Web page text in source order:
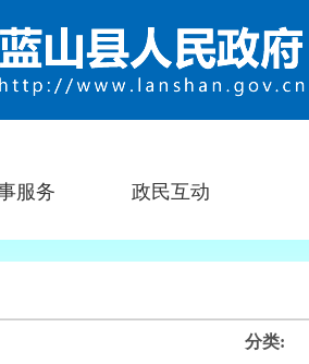
服务 政民互动
分类: